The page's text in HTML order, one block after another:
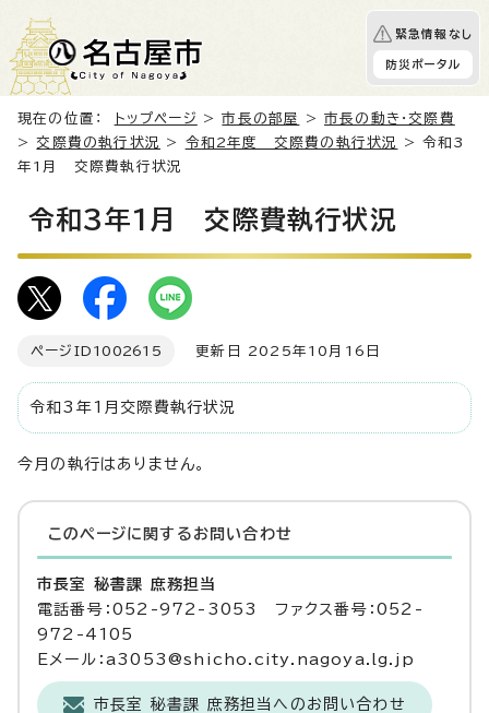
緊急情報なし
防災ポータル
現在の位置： トップページ >市長の部屋 >市長の動き・交際費
>交際費の執行状況 > 令和2年度 交際費の執行状況
> 令和3
年1月 交際費執行状況
令和3年1月 交際費執行状況
ページID 1002615 更新日 2025年10月16日
令和3年1月交際費執行状況
今月の執行はありません。
このページに関する お問い合わせ
市長室 秘書課 庶務担当
電話番号：052-972-3053 ファクス番号：052-
972-4105
Eメール：a3053@shicho.city.nagoya.lg.jp
市長室 秘書課 庶務担当へのお問い合わせ